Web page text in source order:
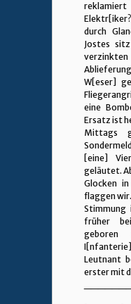
durch
Jostes
W[eser]
eine
Ersatz ist
Mittags
[eine]
geläutet.
Glocken
flaggen wir.
früher
Leutnant
erster mit